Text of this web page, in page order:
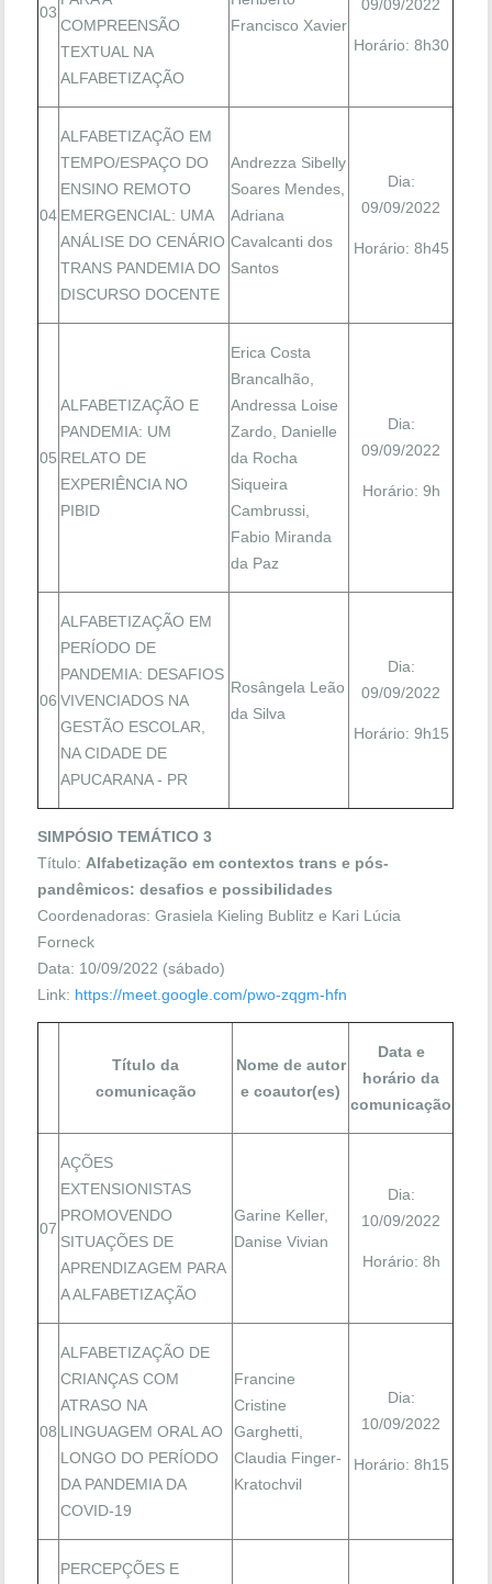
03
COMPREENSÃO
TEXTUAL NA
ALFABETIZAÇÃO
Francisco Xavier
09/09/2022
Horário: 8h30
04
ALFABETIZAÇÃO EM
TEMPO/ESPAÇO DO
ENSINO REMOTO
EMERGENCIAL: UMA
ANÁLISE DO CENÁRIO
TRANS PANDEMIA DO
DISCURSO DOCENTE
Andrezza Sibelly
Soares Mendes,
Adriana
Cavalcanti dos
Santos
Dia:
09/09/2022
Horário: 8h45
05
ALFABETIZAÇÃO E
PANDEMIA: UM
RELATO DE
EXPERIÊNCIA NO
PIBID
Erica Costa
Brancalhão,
Andressa Loise
Zardo, Danielle
da Rocha
Siqueira
Cambrussi,
Fabio Miranda
da Paz
Dia:
09/09/2022
Horário: 9h
06
ALFABETIZAÇÃO EM
PERÍODO DE
PANDEMIA: DESAFIOS
VIVENCIADOS NA
GESTÃO ESCOLAR,
NA CIDADE DE
APUCARANA - PR
Rosângela Leão
da Silva
Dia:
09/09/2022
Horário: 9h15
SIMPÓSIO TEMÁTICO 3
Título: Alfabetização em contextos trans e pós-
pandêmicos: desafios e possibilidades
Coordenadoras: Grasiela Kieling Bublitz e Kari Lúcia
Forneck
Data: 10/09/2022 (sábado)
Link: https://meet.google.com/pwo-zqgm-hfn
Título da
comunicação
Nome de autor
e coautor(es)
Data e
horário da
comunicação
07
AÇÕES
EXTENSIONISTAS
PROMOVENDO
SITUAÇÕES DE
APRENDIZAGEM PARA
A ALFABETIZAÇÃO
Garine Keller,
Danise Vivian
Dia:
10/09/2022
Horário: 8h
08
ALFABETIZAÇÃO DE
CRIANÇAS COM
ATRASO NA
LINGUAGEM ORAL AO
LONGO DO PERÍODO
DA PANDEMIA DA
COVID-19
Francine
Cristine
Garghetti,
Claudia Finger-
Kratochvil
Dia:
10/09/2022
Horário: 8h15
PERCEPÇÕES E